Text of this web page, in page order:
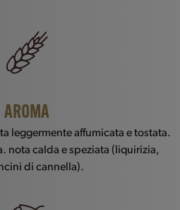
AROMA
leggermente affumicata e tostata.
nota calda e speziata (liquirizia,
di cannella).